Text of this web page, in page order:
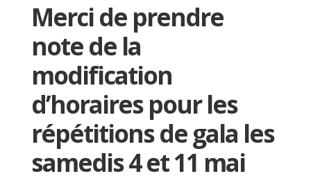
Merci de prendre
note de la
modification
d’horaires pour les
répétitions de gala les
samedis 4 et 11 mai